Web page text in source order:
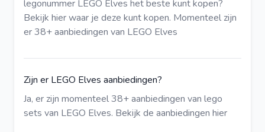
legonummer LEGO Elves het beste kunt kopen?
Bekijk hierwaar je deze kunt kopen. Momenteel zijn
er 38+ aanbiedingen van LEGO Elves
Zijn er LEGO Elves aanbiedingen?
Ja, er zijn momenteel 38+ aanbiedingen van lego
sets van LEGO Elves. Bekijk de aanbiedingen hier